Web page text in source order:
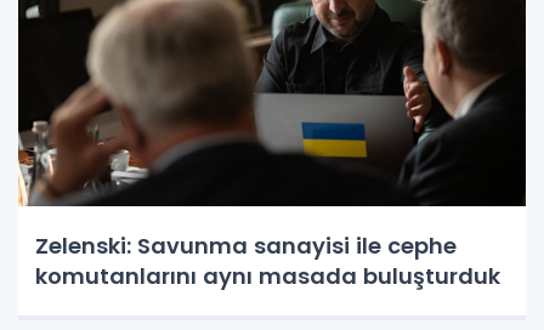
Zelenski: Savunma sanayisi ile cephe
komutanlarını aynı masada buluşturduk